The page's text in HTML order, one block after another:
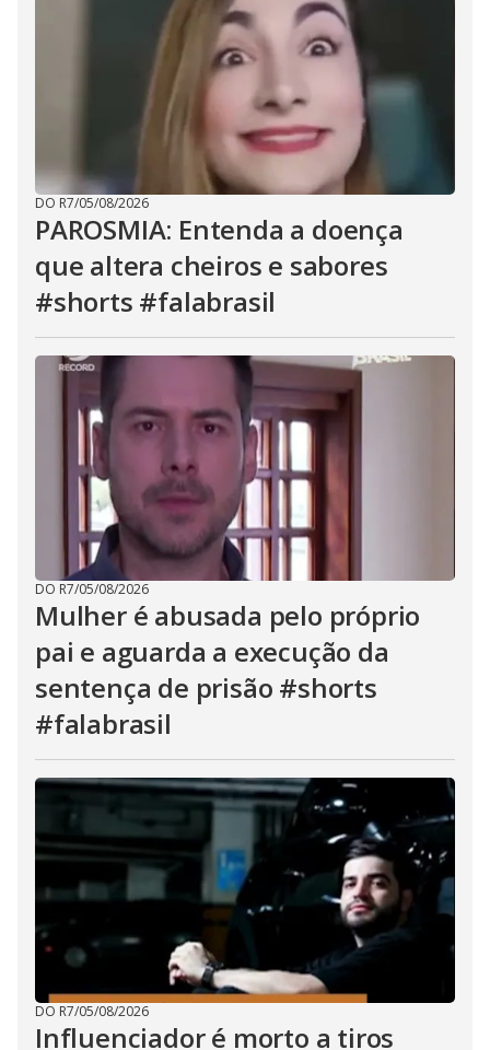
DO R7/05/08/2026
PAROSMIA: Entenda a doença
que altera cheiros e sabores
#shorts #falabrasil
DO R7/05/08/2026
Mulher é abusada pelo próprio
pai e aguarda a execução da
sentença de prisão #shorts
#falabrasil
DO R7/05/08/2026
Influenciador é morto a tiros